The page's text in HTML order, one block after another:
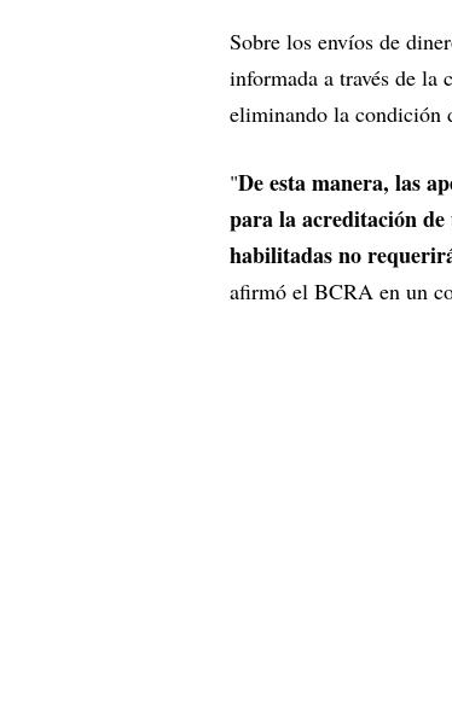
Sobre los envíos de
informada a través de
eliminando la condición
"De esta manera, las
para la acreditación de
habilitadas no
afirmó el BCRA en un